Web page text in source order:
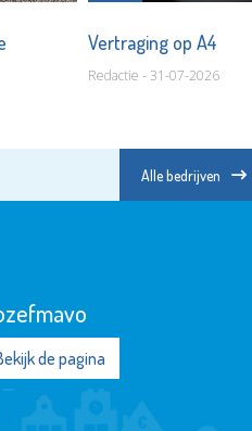
Vertraging op A4
Redactie - 31-07-2026
Alle bedrijven
de pagina